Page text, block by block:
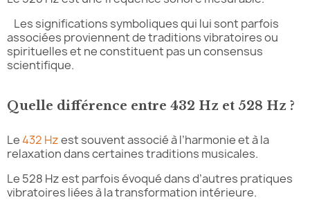
Les significations symboliques qui lui sont parfois
associées proviennent de traditions vibratoires ou
spirituelles et ne constituent pas un consensus
scientifique.
Quelle différence entre 432 Hz et 528 Hz ?
Le432 Hzest souvent associé à l’harmonie et à la
relaxation dans certaines traditions musicales.
Le 528 Hz est parfois évoqué dans d’autres pratiques
vibratoires liées à la transformation intérieure.